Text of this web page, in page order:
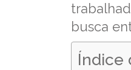
busca
Índice